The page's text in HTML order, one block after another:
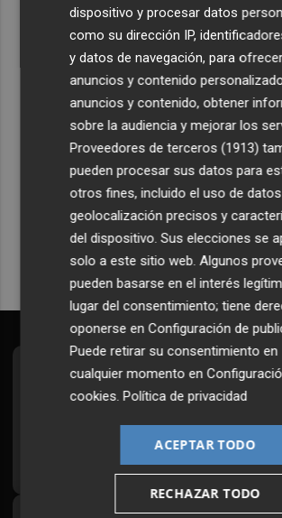
de la comedia 'El último mono' a una
'La Patrulla Canina'
Recibe toda la
Plaza Podcast en tu
Quiero suscribirme
Suscríbete al
¡Quiero suscribirme!
dispositivo y procesar datos
como su dirección IP,
y datos de navegación, para
anuncios y contenido
anuncios y contenido, obtener
sobre la audiencia y mejorar los
Proveedores de terceros (1913)
pueden procesar sus datos para
otros fines, incluido el uso de
geolocalización precisos y
del dispositivo. Sus elecciones se
solo a este sitio web. Algunos
pueden basarse en el interés
lugar del consentimiento; tiene
oponerse enConfiguración de
Puede retirar su consentimiento en
cualquier momento en
cookies.Política de privacidad
ACEPTAR TODO
RECHAZAR TODO